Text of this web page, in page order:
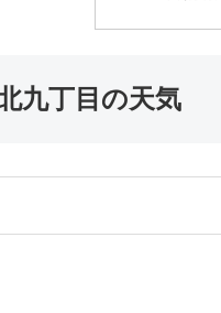
九丁目の天気